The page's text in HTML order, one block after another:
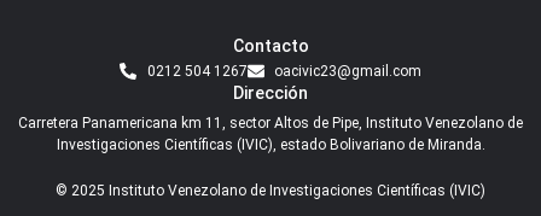
Contacto
0212 504 1267 oacivic23@gmail.com
Dirección
Carretera Panamericana km 11, sector Altos de Pipe, Instituto Venezolano de
Investigaciones Científicas (IVIC), estado Bolivariano de Miranda.
© 2025 Instituto Venezolano de Investigaciones Científicas (IVIC)